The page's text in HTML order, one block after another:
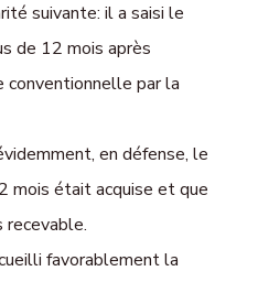
suivante: il a saisi le
de 12 mois après
conventionnelle par la
en défense, le
mois était acquise et que
recevable.
favorablement la